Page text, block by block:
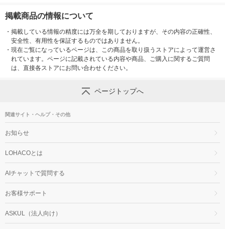
掲載商品の情報について
・ 掲載している情報の精度には万全を期しておりますが、その内容の正確性、
安全性、有用性を保証するものではありません。
・ 現在ご覧になっているページは、この商品を取り扱うストアによって運営さ
れています。ページに記載されている内容や商品、ご購入に関するご質問
は、直接各ストアにお問い合わせください。
ページトップへ
関連サイト・ヘルプ・その他
お知らせ
LOHACOとは
AIチャットで質問する
お客様サポート
ASKUL（法人向け）